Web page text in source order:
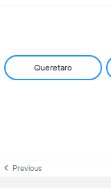
Queretaro
Previous